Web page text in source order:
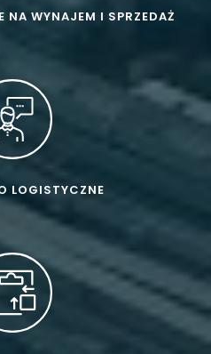
NA WYNAJEM I SPRZEDAŻ
LOGISTYCZNE